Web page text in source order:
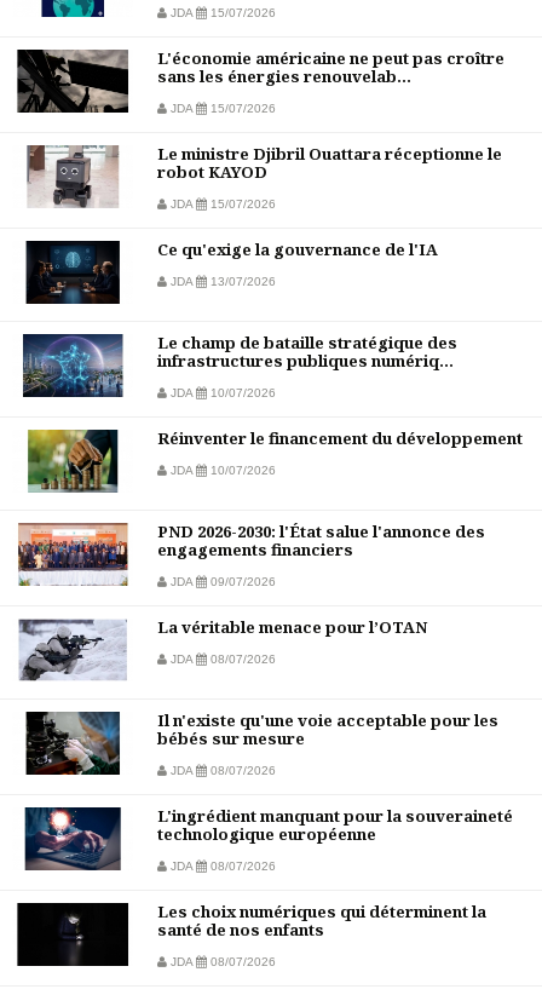
JDA 15/07/2026
L'économie américaine ne peut pas croître
sans les énergies renouvelab...
JDA 15/07/2026
Le ministre Djibril Ouattara réceptionne le
robot KAYOD
JDA 15/07/2026
Ce qu'exige la gouvernance de l'IA
JDA 13/07/2026
Le champ de bataille stratégique des
infrastructures publiques numériq...
JDA 10/07/2026
Réinventer le financement du développement
JDA 10/07/2026
PND 2026-2030: l'État salue l'annonce des
engagements financiers
JDA 09/07/2026
La véritable menace pour l’OTAN
JDA 08/07/2026
Il n'existe qu'une voie acceptable pour les
bébés sur mesure
JDA 08/07/2026
L'ingrédient manquant pour la souveraineté
technologique européenne
JDA 08/07/2026
Les choix numériques qui déterminent la
santé de nos enfants
JDA 08/07/2026